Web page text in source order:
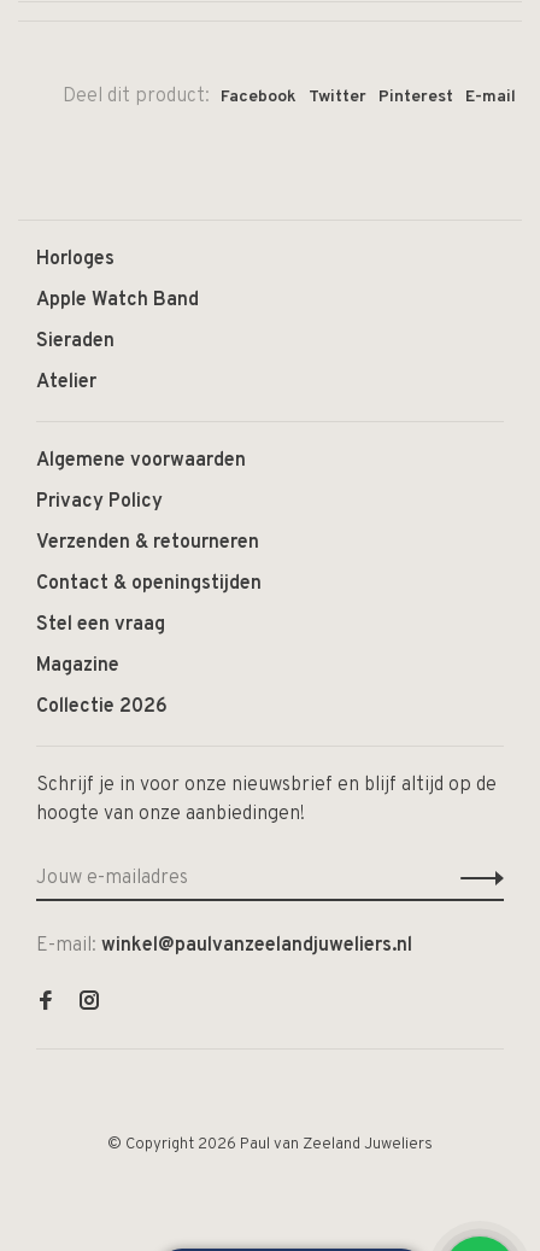
Deel dit product: Facebook Twitter Pinterest E-mail
Horloges
Apple Watch Band
Sieraden
Atelier
Algemene voorwaarden
Privacy Policy
Verzenden & retourneren
Contact & openingstijden
Stel een vraag
Magazine
Collectie 2026
Schrijf je in voor onze nieuwsbrief en blijf altijd op de
hoogte van onze aanbiedingen!
E-mail: winkel@paulvanzeelandjuweliers.nl
© Copyright 2026 Paul van Zeeland Juweliers